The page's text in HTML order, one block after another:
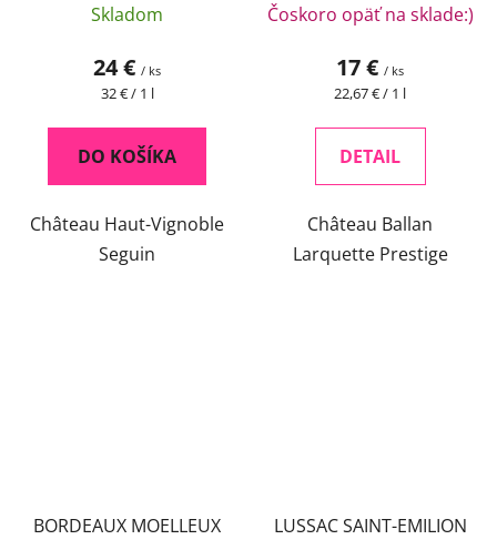
Skladom
24 € / ks
Jednotková
32 € / 1 l
DO KOŠÍKA
Château Haut-Vignoble
Seguin
Čoskoro opäť na sklade:)
17 € / ks
Jednotková
22,67 € / 1 l
DETAIL
Château Ballan
Larquette Prestige
BORDEAUX MOELLEUX LUSSAC SAINT-EMILION